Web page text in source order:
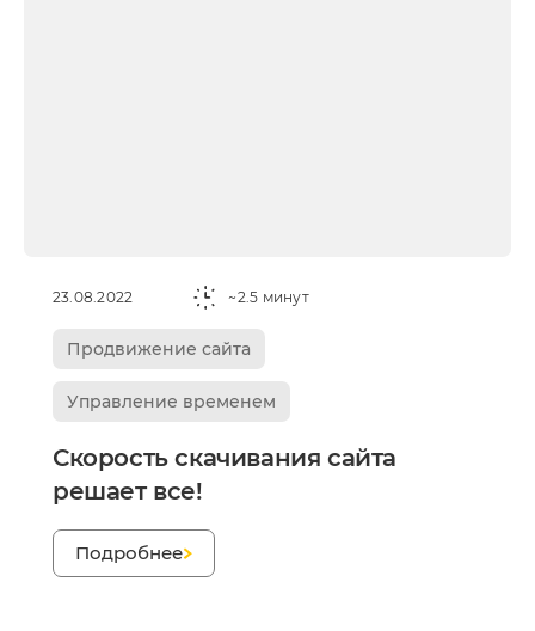
23.08.2022 ~2.5 минут
Продвижение сайта
Управление временем
Скорость скачивания сайта
решает все!
Подробнее